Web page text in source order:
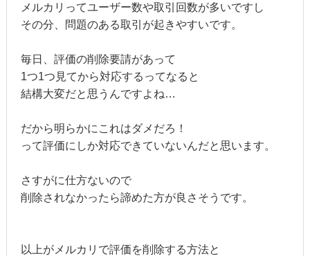
メルカリってユーザー数や取引回数が多いですし
その分、問題のある取引が起きやすいです。
毎日、評価の削除要請があって
1つ1つ見てから対応するってなると
結構大変だと思うんですよね…
だから明らかにこれはダメだろ！
って評価にしか対応できていないんだと思います。
さすがに仕方ないので
削除されなかったら諦めた方が良さそうです。
以上がメルカリで評価を削除する方法と